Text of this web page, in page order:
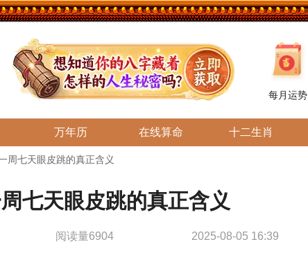
每月运势
万年历 在线算命 十二生肖
周七天眼皮跳的真正含义
七天眼皮跳的真正含义
阅读量6904 2025-08-05 16:39